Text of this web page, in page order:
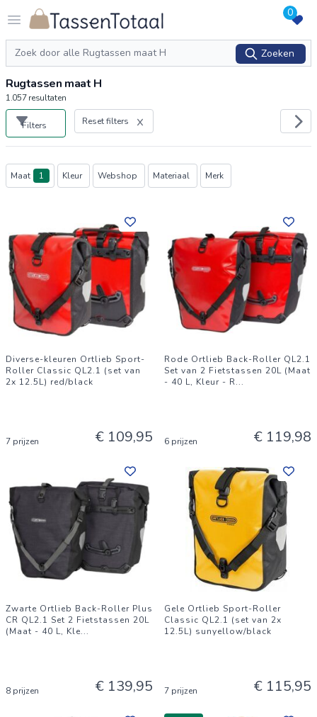
Open menu
Logo Tassentotaal.nl 0
Zoeken
Zoeken
Rugtassen maat H
1.057resultaten
Filters Reset filters
Producten
Maat 1 Kleur Webshop Materiaal Merk
Diverse-kleuren Ortlieb Sport-
Roller Classic QL2.1 (set van
2x 12.5L) red/black
7 prijzen € 109,95
Rode Ortlieb Back-Roller QL2.1
Set van 2 Fietstassen 20L (Maat
- 40 L, Kleur - R...
6 prijzen € 119,98
Zwarte Ortlieb Back-Roller Plus
CR QL2.1 Set 2 Fietstassen 20L
(Maat - 40 L, Kle...
8 prijzen € 139,95
Gele Ortlieb Sport-Roller
Classic QL2.1 (set van 2x
12.5L) sunyellow/black
7 prijzen € 115,95